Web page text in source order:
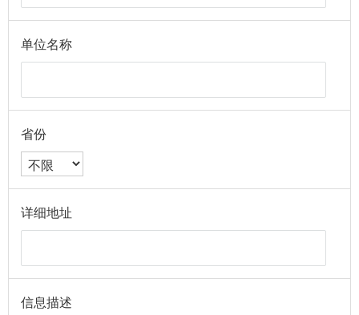
单位名称
省份
详细地址
信息描述